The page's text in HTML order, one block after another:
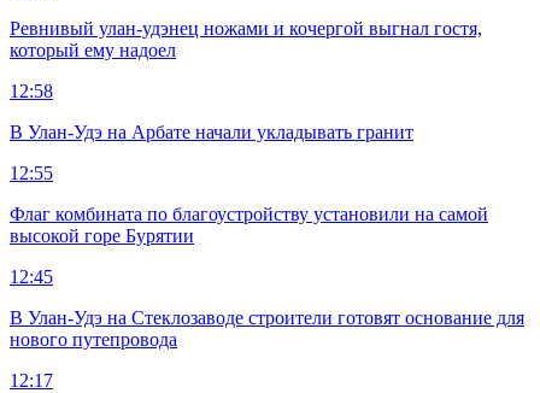
Ревнивый улан-удэнец ножами и кочергой выгнал гостя,
который ему надоел
12:58
В Улан-Удэ на Арбате начали укладывать гранит
12:55
Флаг комбината по благоустройству установили на самой
высокой горе Бурятии
12:45
В Улан-Удэ на Стеклозаводе строители готовят основание для
нового путепровода
12:17